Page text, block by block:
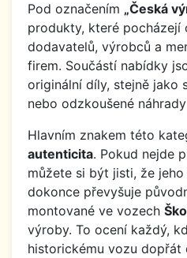
Pod označením „Česká
produkty, které pocházejí
dodavatelů, výrobců a
firem. Součástí nabídky
originální díly, stejně jako
nebo odzkoušené
Hlavním znakem této
autenticita. Pokud nejde
můžete si být jisti, že
dokonce převyšuje
montované ve vozech
výroby. To ocení každý,
historickému vozu dopřát